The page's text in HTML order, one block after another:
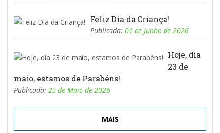
Feliz Dia da Criança!
Publicada: 01 de Junho de 2026
Hoje, dia
23 de
maio, estamos de Parabéns!
Publicada: 23 de Maio de 2026
MAIS